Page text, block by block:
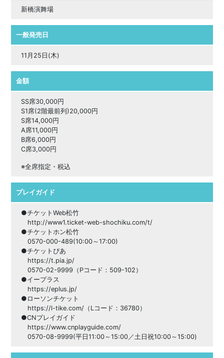
新橋演舞場
一般発売日
11月25日(木)
金額
SS席30,000円
S1席(2階最前列)20,000円
S席14,000円
A席11,000円
B席6,000円
C席3,000円
※全席指定・税込
プレイガイド
●チケットWeb松竹
http://www1.ticket-web-shochiku.com/t/
●チケットホン松竹
0570-000-489(10:00～17:00)
●チケットぴあ
https://t.pia.jp/
0570-02-9999（Pコード：509-102）
●イープラス
https://eplus.jp/
●ローソンチケット
https://l-tike.com/（Lコード：36780）
●CNプレイガイド
https://www.cnplayguide.com/
0570-08-9999(平日11:00～15:00／土日祝10:00～15:00)